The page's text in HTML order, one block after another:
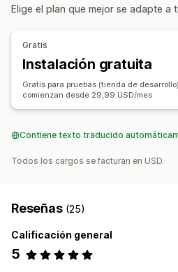
Gestión de descuentos
Tareas programadas
Flujos de trabajo personalizados
Elige el plan que mejor se adapte a
Gratis
Instalación gratuita
Gratis para pruebas (tienda de
comienzan desde 29,99 USD/mes
Contiene texto traducido
Todos los cargos se facturan en USD.
Reseñas (25)
Calificación general
5